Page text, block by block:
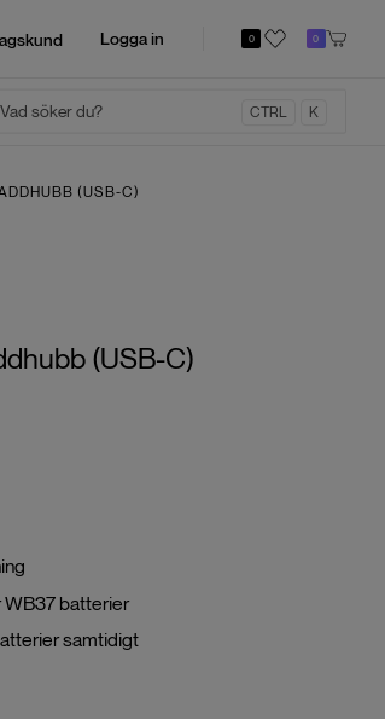
Logga in 0 0
CTRL K
(USB-C)
(USB-C)
batterier
samtidigt